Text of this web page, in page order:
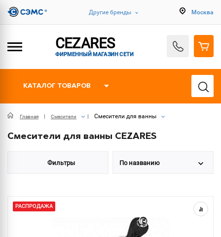
Другие бренды Москва
CEZARES
ФИРМЕННЫЙ МАГАЗИН СЕТИ
КАТАЛОГ ТОВАРОВ
Главная Смесители Смесители для ванны
Смесители для ванны CEZARES
Фильтры По названию
РАСПРОДАЖА